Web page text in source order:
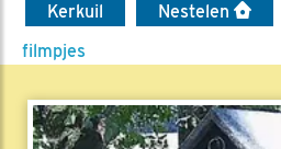
Kerkuil Nestelen
filmpjes